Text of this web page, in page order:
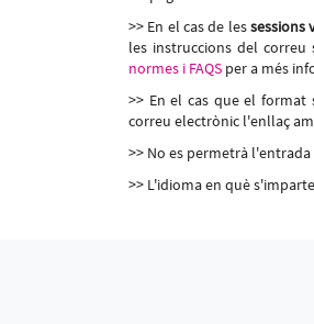
>> En el cas de lessessions
les instruccions del
normes i FAQS per a més
>> En el cas que el
correu electrònic l'enllaç
>> No es permetrà
>> L'idioma en què